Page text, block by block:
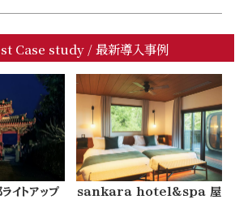
Case study / 最新導入事例
イトアップ
sankara hotel&spa 屋